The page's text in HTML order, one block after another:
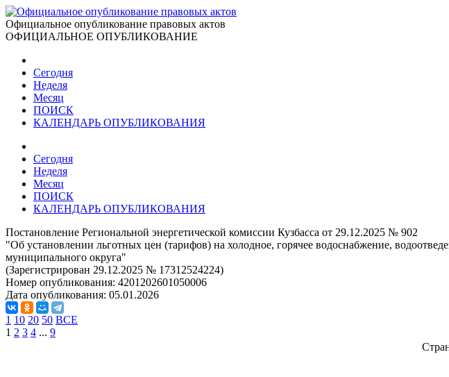
Официальное опубликование правовых актов
ОФИЦИАЛЬНОЕ ОПУБЛИКОВАНИЕ
Сегодня
Неделя
Месяц
ПОИСК
КАЛЕНДАРЬ ОПУБЛИКОВАНИЯ
Сегодня
Неделя
Месяц
ПОИСК
КАЛЕНДАРЬ ОПУБЛИКОВАНИЯ
Постановление Региональной энергетической комиссии Кузбасса от 29.12.2025 № 902
"Об установлении льготных цен (тарифов) на холодное, горячее водоснабжение,
муниципального округа"
(Зарегистрирован 29.12.2025 № 17312524224)
Номер опубликования: 4201202601050006
Дата опубликования: 05.01.2026
1 10 20 50 ВСЕ
1 2 3 4 ... 9